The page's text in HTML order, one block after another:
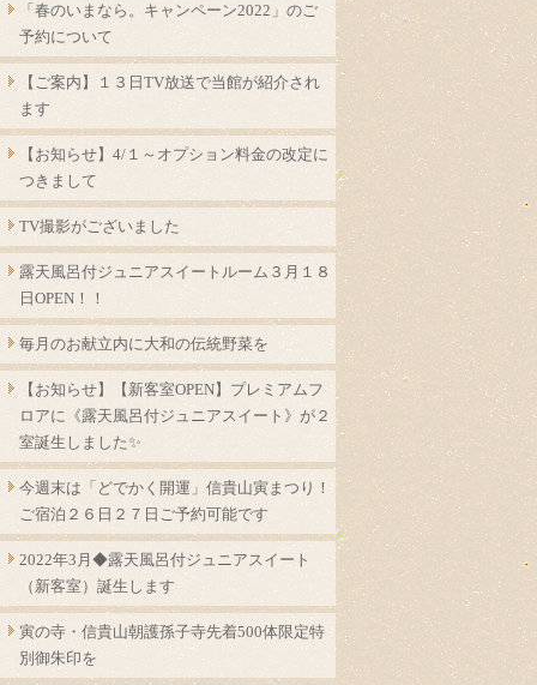
「春のいまなら。キャンペーン2022」のご
予約について
【ご案内】１３日TV放送で当館が紹介され
ます
【お知らせ】4/１～オプション料金の改定に
つきまして
TV撮影がございました
露天風呂付ジュニアスイートルーム３月１８
日OPEN！！
毎月のお献立内に大和の伝統野菜を
【お知らせ】【新客室OPEN】プレミアムフ
ロアに《露天風呂付ジュニアスイート》が２
室誕生しました✨
今週末は「どでかく開運」信貴山寅まつり！
ご宿泊２６日２７日ご予約可能です
2022年3月◆露天風呂付ジュニアスイート
（新客室）誕生します
寅の寺・信貴山朝護孫子寺先着500体限定特
別御朱印を